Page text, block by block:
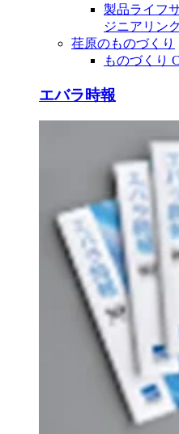
製品ライフ
ジニアリン
荏原のものづくり
ものづくり
エバラ時報